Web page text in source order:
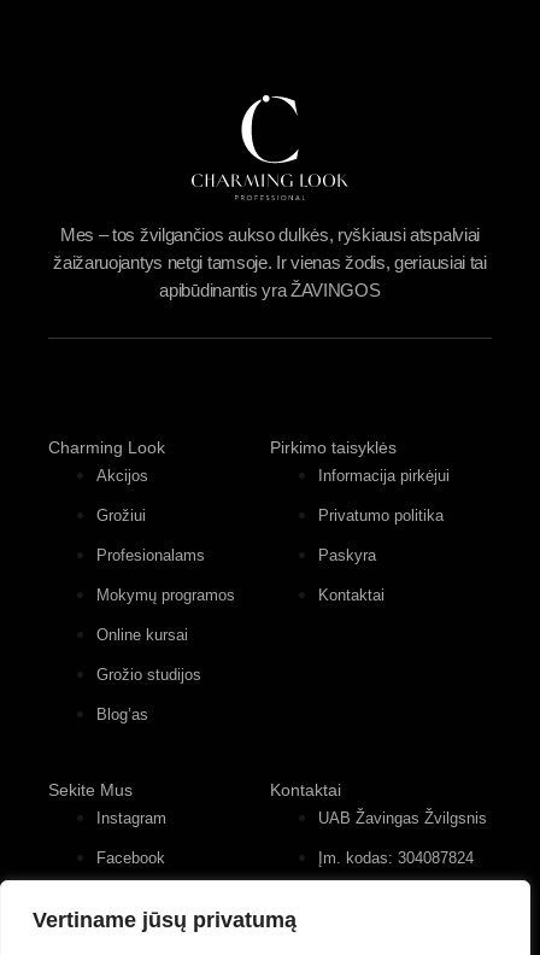
Vertiname jūsų privatumą
Mes – tos žvilgančios aukso dulkės, ryškiausi atspalviai
žaižaruojantys netgi tamsoje. Ir vienas žodis, geriausiai tai
apibūdinantis yra ŽAVINGOS
Charming Look
Akcijos
Grožiui
Profesionalams
Mokymų programos
Online kursai
Grožio studijos
Blog’as
Pirkimo taisyklės
Informacija pirkėjui
Privatumo politika
Paskyra
Kontaktai
Sekite Mus
Instagram
Facebook
Kontaktai
UAB Žavingas Žvilgsnis
Įm. kodas: 304087824